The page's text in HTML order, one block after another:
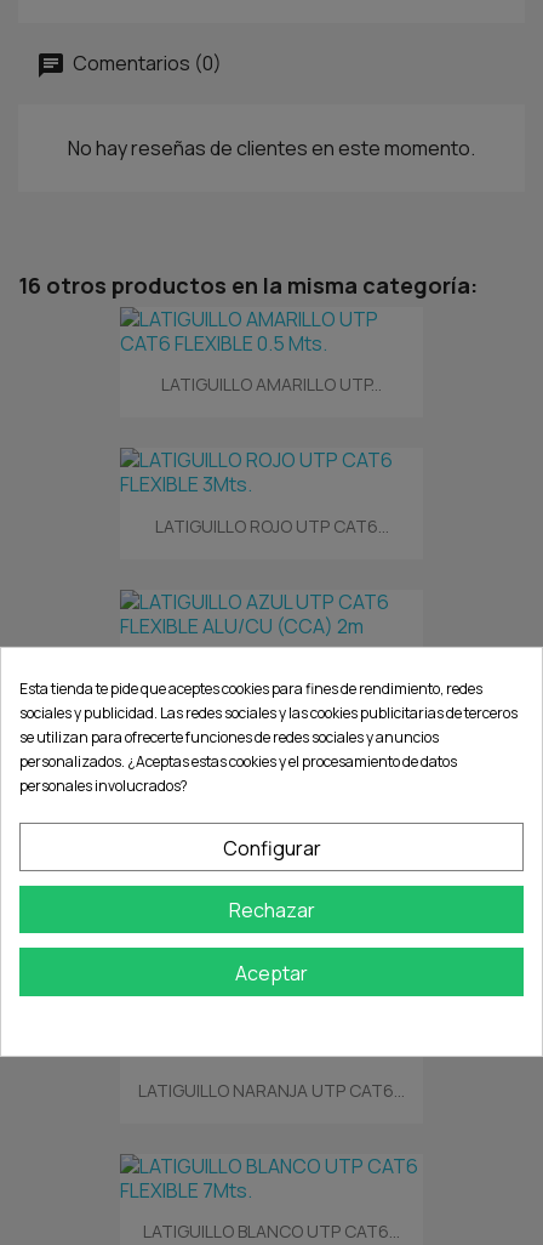
Comentarios (0)
No hay reseñas de clientes en este momento.
16 otros productos en la misma categoría:
LATIGUILLO AMARILLO UTP...
LATIGUILLO ROJO UTP CAT6...
LATIGUILLO MORADO UTP CAT6...
LATIGUILLO NARANJA UTP CAT6...
LATIGUILLO BLANCO UTP CAT6...
Esta tienda te pide que aceptes cookies para fines de rendimiento, redes
sociales y publicidad. Las redes sociales y las cookies publicitarias de terceros
se utilizan para ofrecerte funciones de redes sociales y anuncios
personalizados. ¿Aceptas estas cookies y el procesamiento de datos
personales involucrados?
Configurar
Rechazar
Aceptar